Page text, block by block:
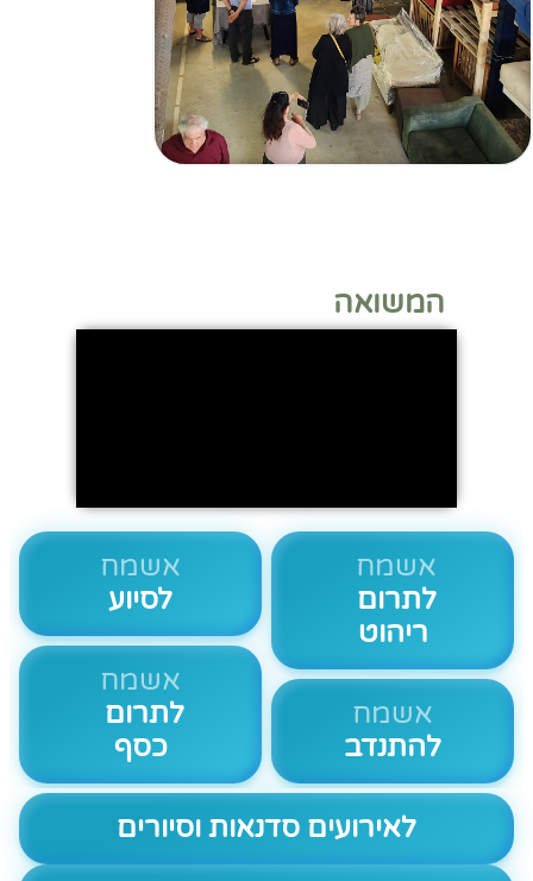
המשואה
אשמח
לתרום
ריהוט
אשמח
להתנדב
אשמח
לסיוע
אשמח
לתרום
כסף
לאירועים סדנאות וסיורים